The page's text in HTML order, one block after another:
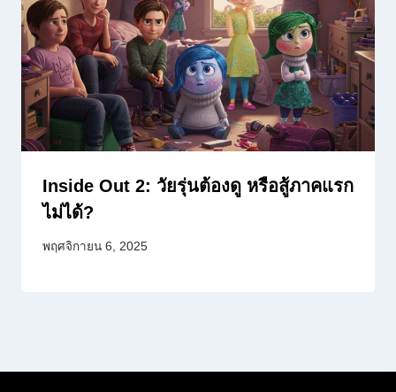
Inside Out 2: วัยรุ่นต้องดู หรือสู้ภาคแรก
ไม่ได้?
พฤศจิกายน 6, 2025